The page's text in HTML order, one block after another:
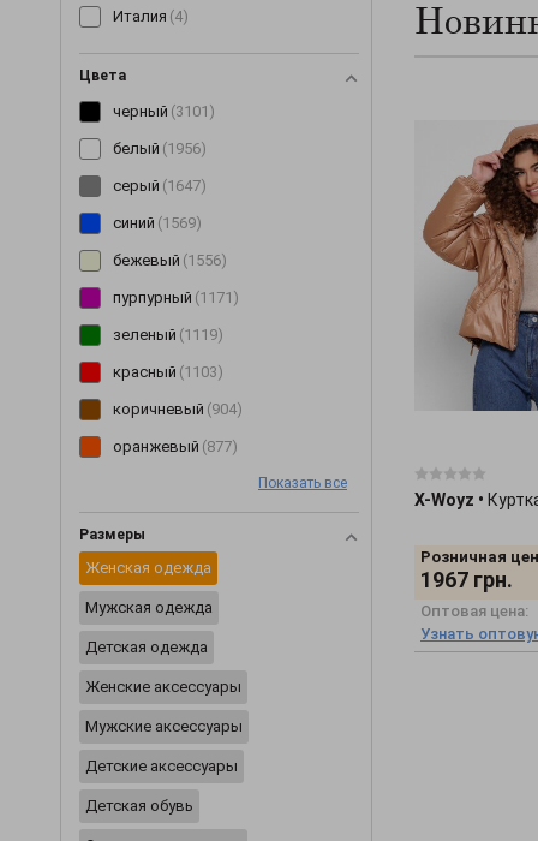
Маски
Митенки(4)
Накидки (15)
Нижнее белье
Очки(9)
Пальто (198)
Парки(19)
Перчатки(2)
Пиджаки (233)
Пижамы(62)
Пинетки (8)
Плащи(6)
Пледы(29)
(354)
(202)
Свитеры(229)
Италия (4)
Цвета
черный (3101)
белый (1956)
серый (1647)
синий (1569)
бежевый (1556)
пурпурный (1171)
зеленый (1119)
красный (1103)
коричневый (904)
оранжевый (877)
Показать все
Размеры
Женская одежда
Мужская одежда
Детская одежда
Женские аксессуары
Мужские аксессуары
Детские аксессуары
Детская обувь
X-Woyz •
Розничная
1967 грн.
Оптовая цена:
Узнать